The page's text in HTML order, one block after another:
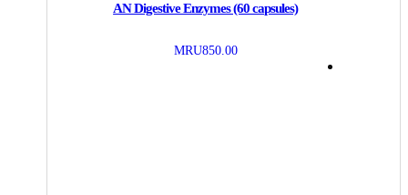
AN Digestive Enzymes (60 capsules)
MRU850.00